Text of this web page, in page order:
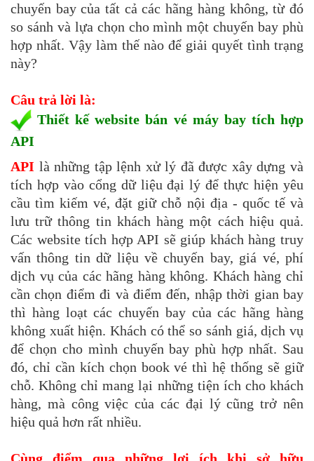
chuyến bay của tất cả các hãng hàng không, từ đó
so sánh và lựa chọn cho mình một chuyến bay phù
hợp nhất. Vậy làm thế nào để giải quyết tình trạng
này?
Câu trả lời là:
Thiết kế website bán vé máy bay tích hợp
API
API là những tập lệnh xử lý đã được xây dựng và
tích hợp vào cổng dữ liệu đại lý để thực hiện yêu
cầu tìm kiếm vé, đặt giữ chỗ nội địa - quốc tế và
lưu trữ thông tin khách hàng một cách hiệu quả.
Các website tích hợp API sẽ giúp khách hàng truy
vấn thông tin dữ liệu về chuyến bay, giá vé, phí
dịch vụ của các hãng hàng không. Khách hàng chỉ
cần chọn điểm đi và điểm đến, nhập thời gian bay
thì hàng loạt các chuyến bay của các hãng hàng
không xuất hiện. Khách có thể so sánh giá, dịch vụ
để chọn cho mình chuyến bay phù hợp nhất. Sau
đó, chỉ cần kích chọn book vé thì hệ thống sẽ giữ
chỗ. Không chỉ mang lại những tiện ích cho khách
hàng, mà công việc của các đại lý cũng trở nên
hiệu quả hơn rất nhiều.